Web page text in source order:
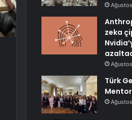
zeka
Türk